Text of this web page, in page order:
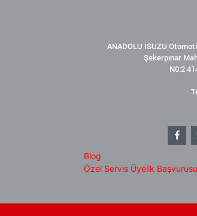
ANADOLU ISUZU
Şekerpınar
N0:2
Blog
Özel Servis Üyelik Başvurusu